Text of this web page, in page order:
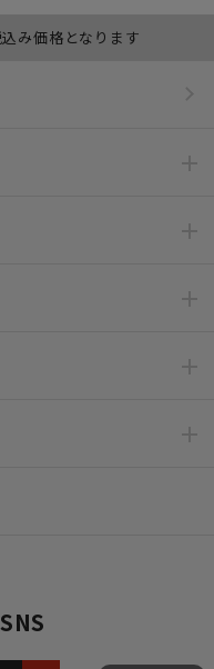
み価格となります